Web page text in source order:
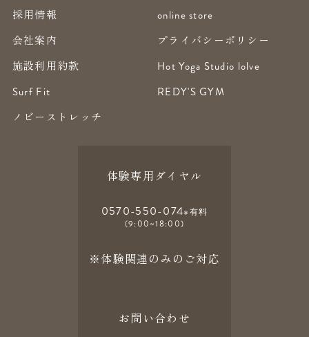
採用情報
online store
会社案内
プライバシーポリシー
施設利用約款
Hot Yoga Studio lolve
Surf Fit
REDY'S GYM
ノビーストレッチ
体験専用ダイヤル
0570-550-074※有料
(9:00~18:00)
※体験関連のみのご対応
お問い合わせ